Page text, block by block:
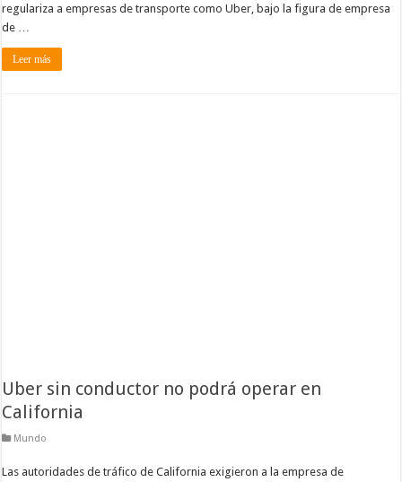
regulariza a empresas de transporte como Uber, bajo la figura de empresa
de …
Leer más
Uber sin conductor no podrá operar en
California
Mundo
Las autoridades de tráfico de California exigieron a la empresa de